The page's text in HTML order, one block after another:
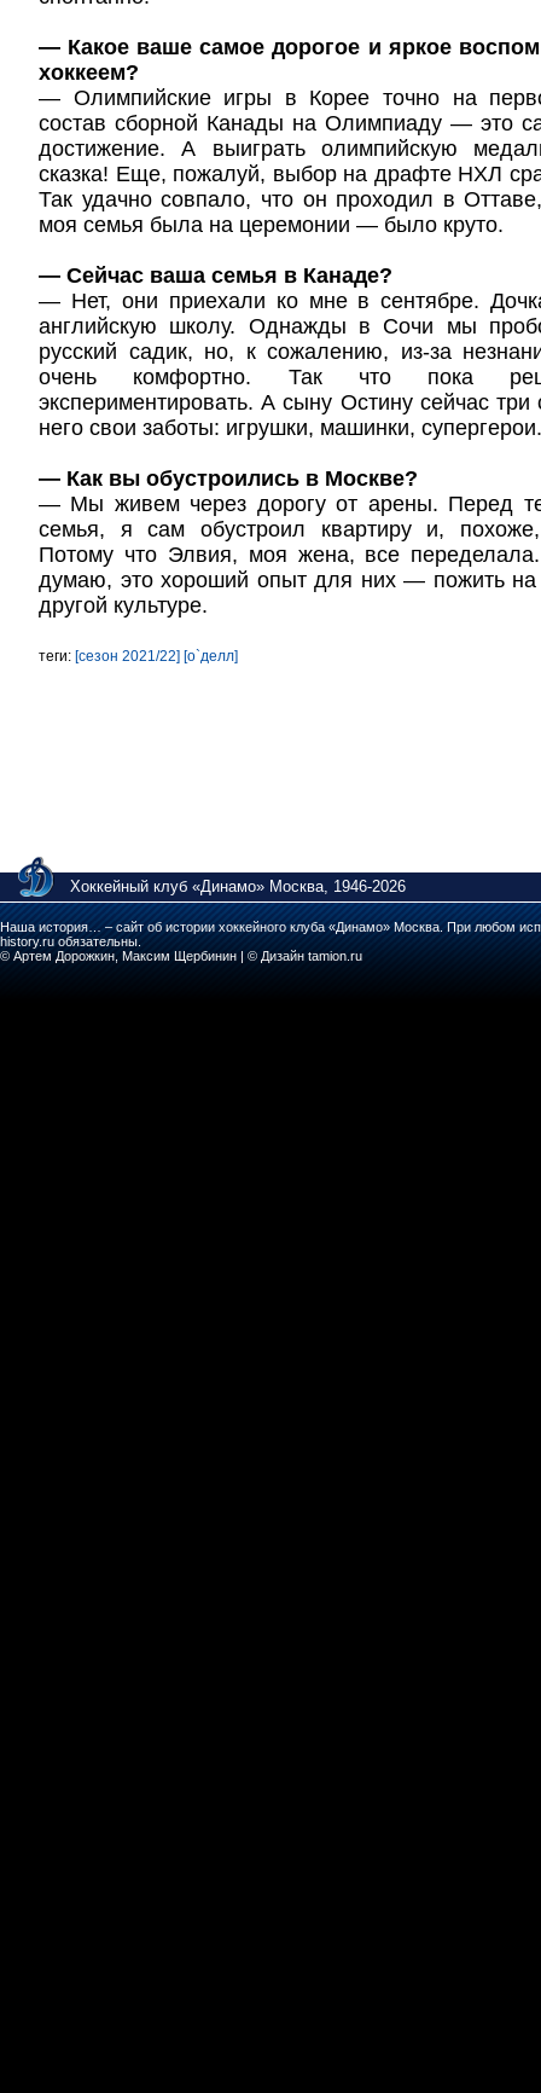
— Какое ваше самое дорогое и яркое
хоккеем?
— Олимпийские игры в Корее точно на
состав сборной Канады на Олимпиаду — это
достижение. А выиграть олимпийскую
сказка! Еще, пожалуй, выбор на драфте НХЛ
Так удачно совпало, что он проходил в
моя семья была на церемонии — было круто.
— Сейчас ваша семья в Канаде?
— Нет, они приехали ко мне в сентябре.
английскую школу. Однажды в Сочи мы
русский садик, но, к сожалению, из-за
очень комфортно. Так что пока
экспериментировать. А сыну Остину сейчас
него свои заботы: игрушки, машинки, супергерои.
— Как вы обустроились в Москве?
— Мы живем через дорогу от арены. Перед
семья, я сам обустроил квартиру и,
Потому что Элвия, моя жена, все
думаю, это хороший опыт для них — пожить на
другой культуре.
теги: [сезон 2021/22] [о`делл]
Хоккейный клуб «Динамо» Москва, 1946-2026
Наша история… – сайт об истории хоккейного клуба «Динамо» Москва. При любом
history.ru обязательны.
© Артем Дорожкин, Максим Щербинин | © Дизайн tamion.ru